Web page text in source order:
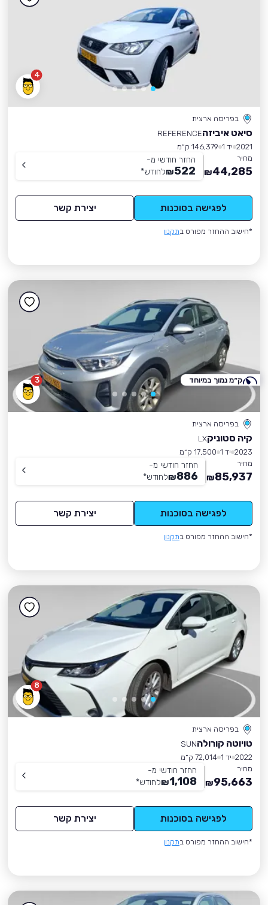
4
בפריסה ארצית
סיאט איביזהREFERENCE
2021 יד 1
146,379 ק״מ
מחיר
44,285
₪
החזר חודשי מ-
522
₪לחודש*
לפגישה בסוכנות יצירת קשר
*חישוב ההחזר מפורט בתקנון
3
בפריסה ארצית
קיה סטוניקLX
2023 יד 1
17,500 ק״מ
מחיר
85,937
₪
החזר חודשי מ-
886
₪לחודש*
לפגישה בסוכנות יצירת קשר
*חישוב ההחזר מפורט בתקנון
ק״מ נמוך במיוחד
8
בפריסה ארצית
טויוטה קורולהSUN
2022 יד 1
72,014 ק״מ
מחיר
95,663
₪
החזר חודשי מ-
1,108
₪לחודש*
לפגישה בסוכנות יצירת קשר
*חישוב ההחזר מפורט בתקנון